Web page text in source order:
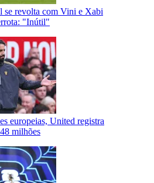
se revolta com Vini e Xabi
"Inútil"
europeias, United registra
milhões